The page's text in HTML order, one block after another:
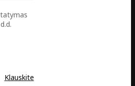
Klauskite